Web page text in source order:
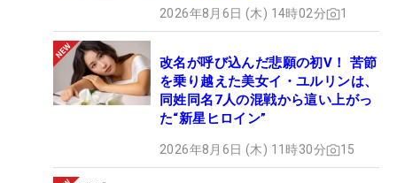
2026年8月6日 (木) 14時02分 1
改名が呼び込んだ悲願の初V！ 苦節
を乗り越えた美女イ・ユルリンは、
同姓同名7人の混戦から這い上がっ
た“新星ヒロイン”
2026年8月6日 (木) 11時30分 15